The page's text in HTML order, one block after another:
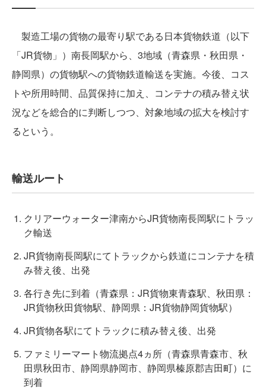
製造工場の貨物の最寄り駅である日本貨物鉄道（以下
「JR貨物」）南長岡駅から、3地域（青森県・秋田県・
静岡県）の貨物駅への貨物鉄道輸送を実施。今後、コス
トや所用時間、品質保持に加え、コンテナの積み替え状
況などを総合的に判断しつつ、対象地域の拡大を検討す
るという。
輸送ルート
クリアーウォーター津南からJR貨物南長岡駅にトラッ
ク輸送
JR貨物南長岡駅にてトラックから鉄道にコンテナを積
み替え後、出発
各行き先に到着（青森県：JR貨物東青森駅、秋田県：
JR貨物秋田貨物駅、静岡県：JR貨物静岡貨物駅）
JR貨物各駅にてトラックに積み替え後、出発
ファミリーマート物流拠点4ヵ所（青森県青森市、秋
田県秋田市、静岡県静岡市、静岡県榛原郡吉田町）に
到着